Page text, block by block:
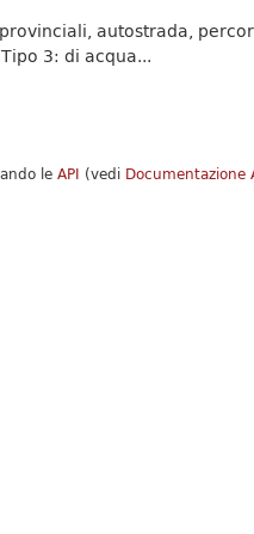
autostrada,
3: di acqua...
le API (vedi Documentazione